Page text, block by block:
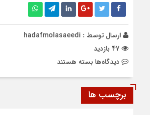
ارسال توسط : hadafmolasaeedi
دیدگاه‌ها برای
و
بدون
بسته هستند
برچسب ها